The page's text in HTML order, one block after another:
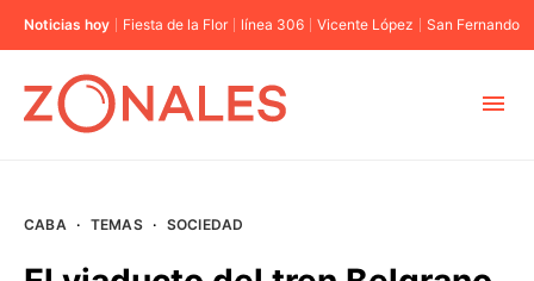
Noticias hoy Fiesta de la Flor línea 306 Vicente López San Fernando
CABA · TEMAS · SOCIEDAD